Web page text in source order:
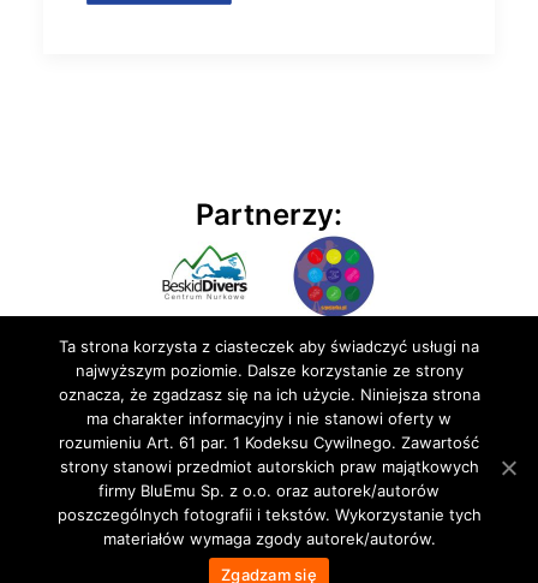
Partnerzy:
© 2020 BluEmu sp. z o.o. Wszelkie prawa zastrzeżone
Ta strona korzysta z ciasteczek aby świadczyć usługi na
najwyższym poziomie. Dalsze korzystanie ze strony
oznacza, że zgadzasz się na ich użycie. Niniejsza strona
ma charakter informacyjny i nie stanowi oferty w
rozumieniu Art. 61 par. 1 Kodeksu Cywilnego. Zawartość
strony stanowi przedmiot autorskich praw majątkowych
firmy BluEmu Sp. z o.o. oraz autorek/autorów
poszczególnych fotografii i tekstów. Wykorzystanie tych
materiałów wymaga zgody autorek/autorów.
Zgadzam się